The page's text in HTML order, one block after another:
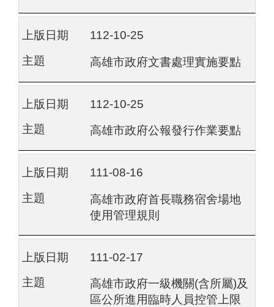
112-10-25
高雄市政府文書處理實施要點
112-10-25
高雄市政府公報發行作業要點
111-08-16
高雄市政府首長職務宿舍場地
使用管理規則
111-02-17
高雄市政府一級機關(含所屬)及
區公所進用臨時人員控管上限